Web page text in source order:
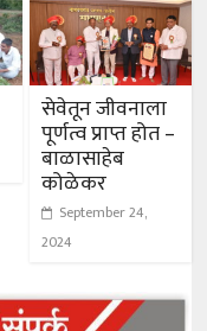
सेवेतून जीवनाला
पूर्णत्व प्राप्त होत –
बाळासाहेब
कोळेकर
September 24,
2024